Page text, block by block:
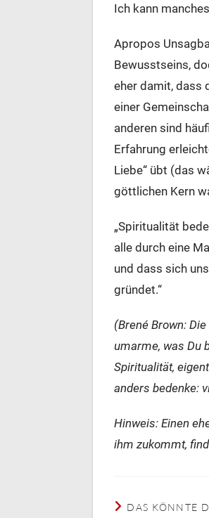
Ich kann
Apropos
Bewusstseins,
eher damit, dass
einer
anderen sind
Erfahrung
Liebe“ übt (das
göttlichen Kern
„Spiritualität
alle durch eine
und dass sich
gründet.“
(Brené Brown:
umarme, was Du
Spiritualität,
anders bedenke:
Hinweis: Einen
ihm zukommt,
DAS KÖNNTE